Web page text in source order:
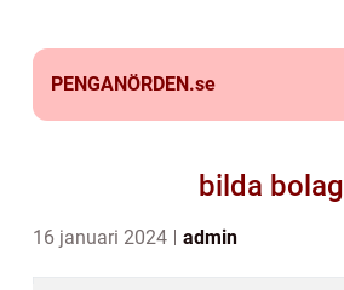
PENGANÖRDEN.se
bilda bolag
16 januari 2024 admin